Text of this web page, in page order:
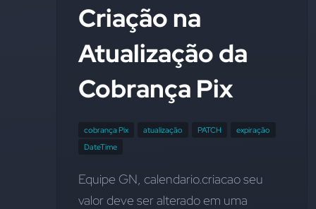
Criação na
Atualização da
Cobrança Pix
cobrança Pix atualização PATCH
expiração
DateTime
Equipe GN, calendario.criacao seu
valor deve ser alterado em uma